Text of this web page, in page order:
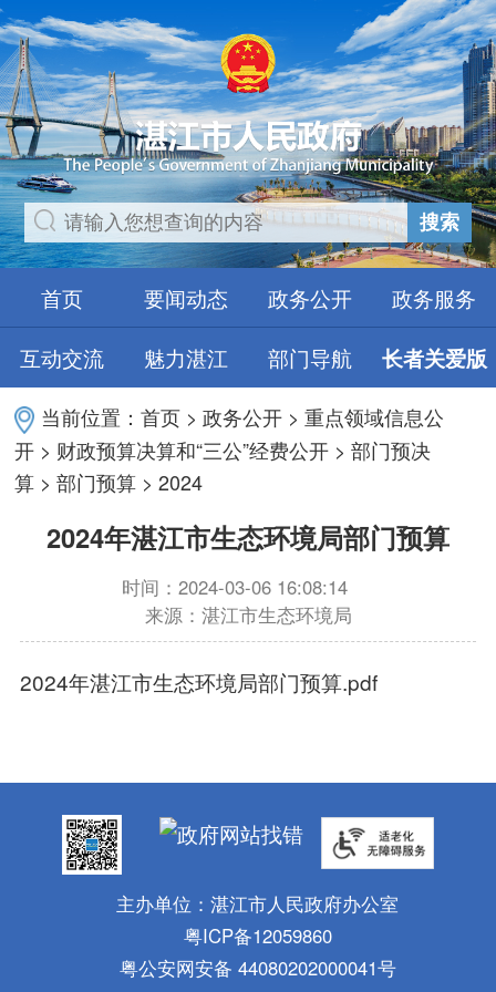
搜索
首页 要闻动态 政务公开
政务服务
互动交流
魅力湛江 部门导航 长者关爱版
当前位置：首页 >政务公开 >重点领域信息公
开 > 财政预算决算和“三公”经费公开 >部门预决
算 >部门预算 >2024
2024年湛江市生态环境局部门预算
时间：2024-03-06 16:08:14
来源：湛江市生态环境局
2024年湛江市生态环境局部门预算.pdf
主办单位：湛江市人民政府办公室
粤ICP备12059860
粤公安网安备 44080202000041号